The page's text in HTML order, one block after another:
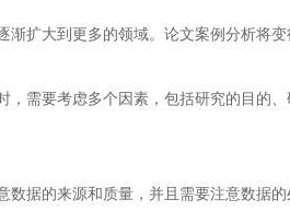
扩大到更多的领域。论文案例分析将
需要考虑多个因素，包括研究的目的
据的来源和质量，并且需要注意数据